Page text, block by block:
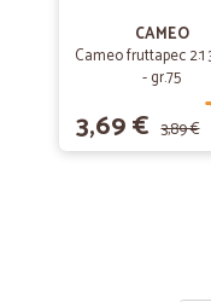
CAMEO
Cameo fruttapec 2:1
- gr.75
3,69 € 3,89 €